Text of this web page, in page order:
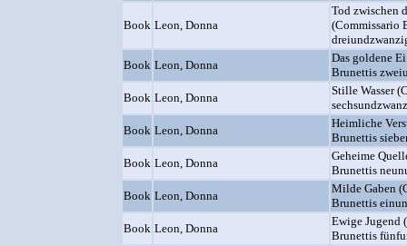
Book Leon, Donna
Tod zwischen
(Commissario
Book Leon, Donna
Das goldene
Brunettis
Book Leon, Donna
Stille Wasser
Book Leon, Donna
Heimliche
Brunettis
Book Leon, Donna
Geheime
Brunettis
Book Leon, Donna
Milde Gaben
Brunettis
Book Leon, Donna
Ewige Jugend
Brunettis